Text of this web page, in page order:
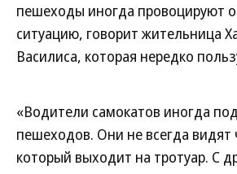
пешеходы иногда провоцируют
ситуацию, говорит жительница
Василиса, которая нередко
«Водители самокатов иногда
пешеходов. Они не всегда видят
который выходит на тротуар. С